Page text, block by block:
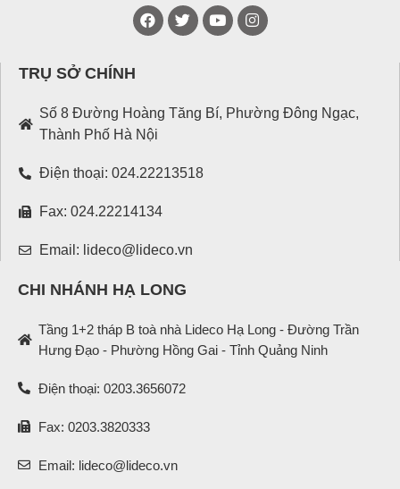
TRỤ SỞ CHÍNH
Số 8 Đường Hoàng Tăng Bí, Phường Đông Ngạc,
Thành Phố Hà Nội
Điện thoại: 024.22213518
Fax: 024.22214134
Email: lideco@lideco.vn
CHI NHÁNH HẠ LONG
Tầng 1+2 tháp B toà nhà Lideco Hạ Long - Đường Trần
Hưng Đạo - Phường Hồng Gai - Tỉnh Quảng Ninh
Điện thoại: 0203.3656072
Fax: 0203.3820333
Email: lideco@lideco.vn